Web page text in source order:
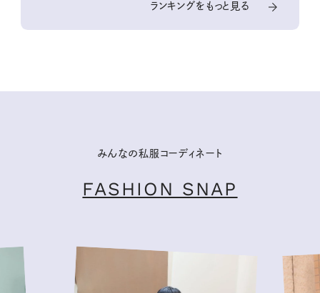
ランキングをもっと見る
みんなの私服コーディネート
FASHION SNAP